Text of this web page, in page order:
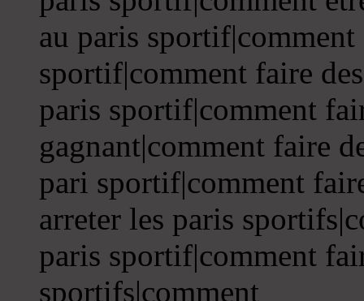
au paris
sportif|comment faire
paris sportif|comment
gagnant|comment faire
pari sportif|comment
arreter les paris
paris sportif|comment
sportifs|comment